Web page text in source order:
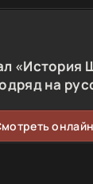
«История
на
онлайн